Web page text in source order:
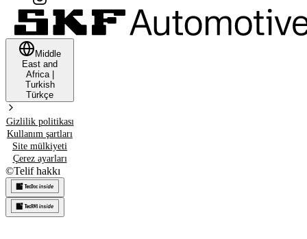
Middle
East and
Africa|
Turkish
Türkçe
Gizlilik politikası
Kullanım şartları
Site mülkiyeti
Çerez ayarları
©Telif hakkı